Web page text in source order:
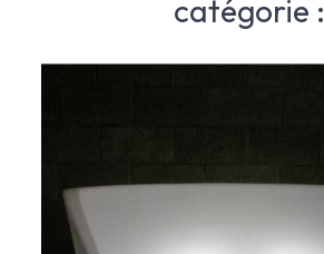
catégorie :